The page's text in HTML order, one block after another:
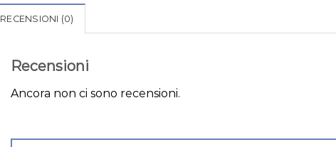
RECENSIONI (0)
Recensioni
Ancora non ci sono recensioni.